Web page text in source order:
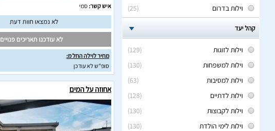
(25)
וילות בדרום
קהל יעד
(129)
וילות לזוגות
(130)
וילות למשפחות
(63)
וילות למסיבות
(128)
וילות לדתיים
(130)
וילות לקבוצות
(130)
וילות לימי הולדת
איש קשר:סמי
לא נמצאו חוות דעת
לא עודכנו תאריכים פנויים
מחיר לוילה החל מ:
סופ"ש לא עודכן
אחוזה על המים